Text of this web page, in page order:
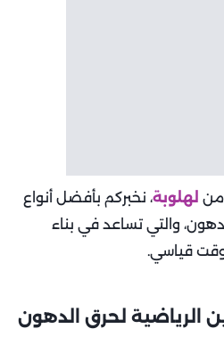
من لهلوبة، نخبركم بأفضل أنواع
والتي تساعد في بناء
قياسي.
الرياضية لحرق الدهون